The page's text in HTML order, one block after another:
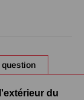
du
question